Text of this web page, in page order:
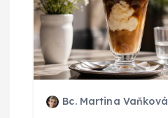
r
o
p
Bc. Martina Vaňková